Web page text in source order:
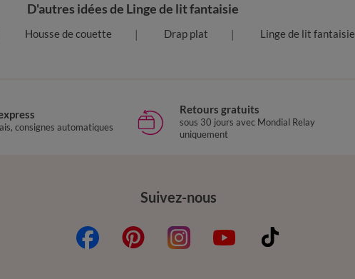
D'autres idées de Linge de lit fantaisie
Housse de couette Drap plat Linge de lit fantaisie
consignes automatiques
Retours gratuits
sous 30 jours avec Mondial Relay
uniquement
Suivez-nous